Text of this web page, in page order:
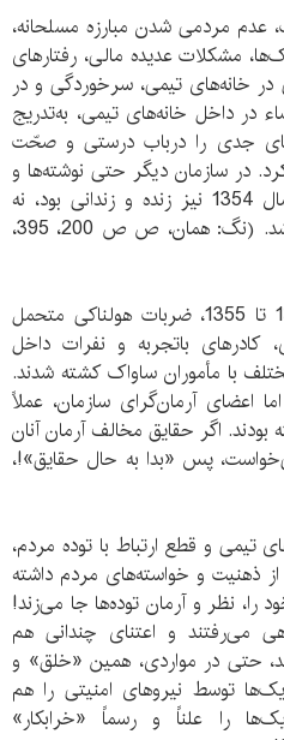
مردمی شدن مبارزه مسلحانه،
مشکلات عدیده مالی، رفتارهای
در خانه‌های تیمی، سرخوردگی و در
در داخل خانه‌های تیمی، به‌تدریج
جدی را درباب درستی و صحّت
در سازمان دیگر حتی نوشته‌ها و
توصیه‌های بیژن جزنی، که تا سال 1354 نیز زنده و زندانی بود، نه
خریداری داشت و نه شنیده می‌شد. (نگ: همان، ص ص 200، 395،
سازمان در فاصله سال‌های 1353 تا 1355، ضربات هولناکی متحمل
کادرهای باتجربه و نفرات داخل
با مأموران ساواک کشته شدند.
اعضای آرمان‌گرای سازمان، عملاً
اگر حقایق مخالف آرمان آنان
پس «بدا به حال حقایق»!،
تیمی و قطع ارتباط با توده مردم،
ذهنیت و خواسته‌های مردم داشته
را، نظر و آرمان توده‌ها جا می‌زند!
می‌رفتند و اعتنای چندانی هم
حتی در مواردی، همین «خلق» و
توسط نیروهای امنیتی را هم
را علناً و رسماً «خرابکار»